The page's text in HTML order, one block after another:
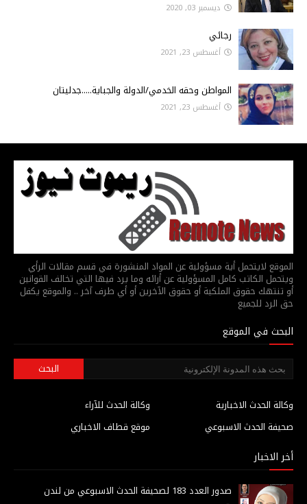
ديسمبر 03, 2020
رجائي
أغسطس 23, 2021
المواطن وحقه الخدمي/الدولة والجباية.....جدليتان
أغسطس 23, 2021
الموقع لايتحمل أية مسؤولية عن المواد المنشورة في قسم مقالات الرأي
ويتحمل الكاتب كامل المسؤولية عن أرائه وما يرد فيها التي تخالف القوانين
أو تنتهك حقوق الملكية أو حقوق الآخرين أو أي طرف آخر .. والموقع يكفل
حق الرد للجميع
البحث في الموقع
وكالة الحدث للآراء
وكالة الحدث الاخبارية
موقع قطاف الاخباري
صحيفة الحدث الاسبوعي
أخر الاخبار
صدور العدد 183 لصحيفة الحدث الاسبوعي من لندن